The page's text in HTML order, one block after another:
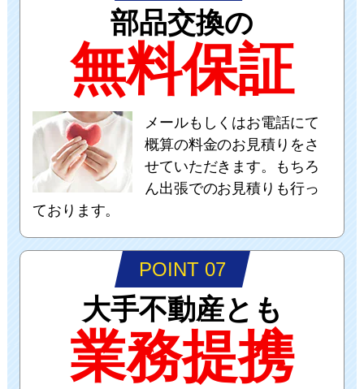
部品交換の
無料保証
メールもしくはお電話にて
概算の料金のお見積りをさ
せていただきます。もちろ
ん出張でのお見積りも行っ
ております。
POINT 07
大手不動産とも
業務提携